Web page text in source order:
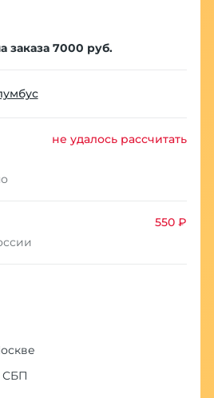
заказа 7000 руб.
не удалось рассчитать
550 ₽
СБП